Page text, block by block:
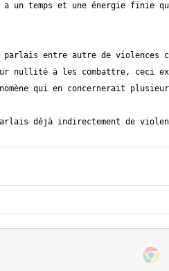
un temps et une énergie finie
parlais entre autre de
nullité à les combattre, ceci
déjà indirectement de